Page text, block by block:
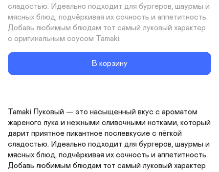
сладостью. Идеально подходит для бургеров, шаурмы и
мясных блюд, подчёркивая их сочность и аппетитность.
Добавь любимым блюдам тот самый луковый характер
с оригинальным соусом Tamaki.
В корзину
Tamaki Луковый — это насыщенный вкус с ароматом
жареного лука и нежными сливочными нотками, который
дарит приятное пикантное послевкусие с лёгкой
сладостью. Идеально подходит для бургеров, шаурмы и
мясных блюд, подчёркивая их сочность и аппетитность.
Добавь любимым блюдам тот самый луковый характер